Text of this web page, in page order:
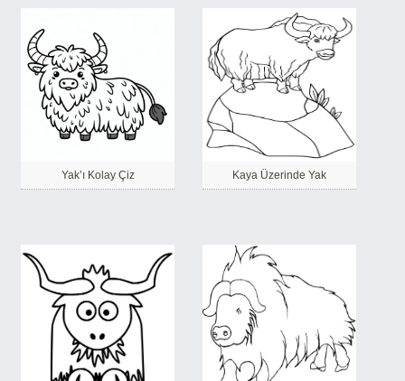
Yak’ı Kolay Çiz Kaya Üzerinde Yak